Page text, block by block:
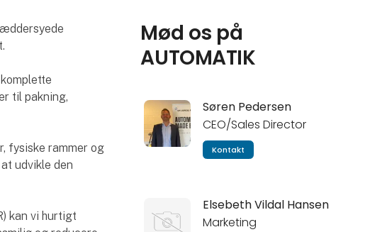
til pakning,
fysiske rammer og
udvikle den
kan vi hurtigt
Mød os på
AUTOMATIK
Søren Pedersen
CEO/Sales Director
Kontakt
Elsebeth Vildal Hansen
Marketing